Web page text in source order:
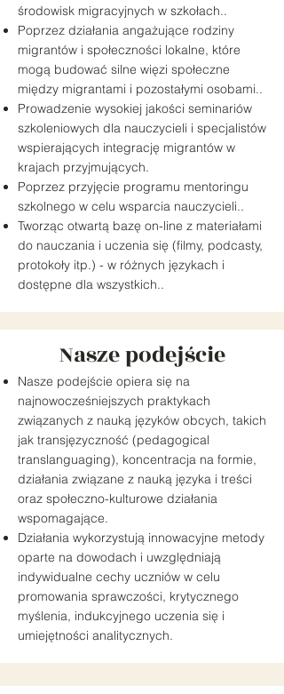
środowisk migracyjnych w szkołach..
Poprzez działania angażujące rodziny
migrantów i społeczności lokalne, które
mogą budować silne więzi społeczne
między migrantami i pozostałymi osobami..
Prowadzenie wysokiej jakości seminariów
szkoleniowych dla nauczycieli i specjalistów
wspierających integrację migrantów w
krajach przyjmujących.
Poprzez przyjęcie programu mentoringu
szkolnego w celu wsparcia nauczycieli..
Tworząc otwartą bazę on-line z materiałami
do nauczania i uczenia się (filmy, podcasty,
protokoły itp.) - w różnych językach i
dostępne dla wszystkich..
Nasze podejście
Nasze podejście opiera się na
najnowocześniejszych praktykach
związanych z nauką języków obcych, takich
jak transjęzyczność (pedagogical
translanguaging), koncentracja na formie,
działania związane z nauką języka i treści
oraz społeczno-kulturowe działania
wspomagające.
Działania wykorzystują innowacyjne metody
oparte na dowodach i uwzględniają
indywidualne cechy uczniów w celu
promowania sprawczości, krytycznego
myślenia, indukcyjnego uczenia się i
umiejętności analitycznych.